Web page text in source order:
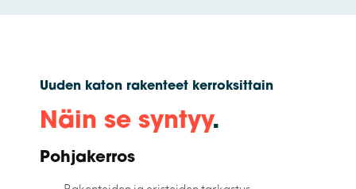
Uuden katon rakenteet kerroksittain
Näin se syntyy.
Pohjakerros